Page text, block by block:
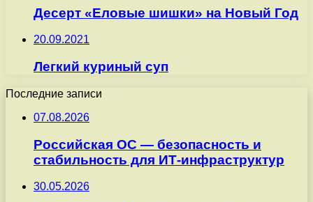
Десерт «Еловые шишки» на Новый Год
20.09.2021
Легкий куриный суп
Последние записи
07.08.2026
Российская ОС — безопасность и
стабильность для ИТ-инфраструктур
30.05.2026